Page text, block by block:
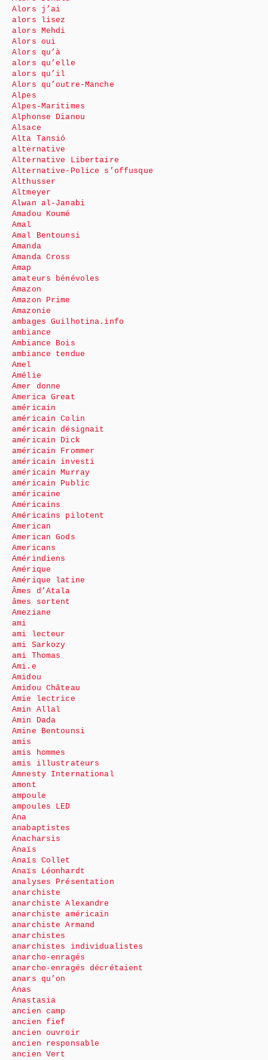
Alors j’ai
alors lisez
alors Mehdi
Alors oui
Alors qu’à
alors qu’elle
alors qu’il
Alors qu’outre-Manche
Alpes
Alpes-Maritimes
Alphonse Dianou
Alsace
Alta Tansió
alternative
Alternative Libertaire
Alternative-Police s’offusque
Althusser
Altmeyer
Alwan al-Janabi
Amadou Koumé
Amal
Amal Bentounsi
Amanda
Amanda Cross
Amap
amateurs bénévoles
Amazon
Amazon Prime
Amazonie
ambages Guilhotina.info
ambiance
Ambiance Bois
ambiance tendue
Amel
Amélie
Amer donne
America Great
américain
américain Colin
américain désignait
américain Dick
américain Frommer
américain investi
américain Murray
américain Public
américaine
Américains
Américains pilotent
American
American Gods
Americans
Amérindiens
Amérique
Amérique latine
Âmes d’Atala
âmes sortent
Ameziane
ami
ami lecteur
ami Sarkozy
ami Thomas
Ami.e
Amidou
Amidou Château
Amie lectrice
Amin Allal
Amin Dada
Amine Bentounsi
amis
amis hommes
amis illustrateurs
Amnesty International
amont
ampoule
ampoules LED
Ana
anabaptistes
Anacharsis
Anaïs
Anaïs Collet
Anaïs Léonhardt
analyses Présentation
anarchiste
anarchiste Alexandre
anarchiste américain
anarchiste Armand
anarchistes
anarchistes individualistes
anarcho-enragés
anarcho-enragés décrétaient
anars qu’on
Anas
Anastasia
ancien camp
ancien fief
ancien ouvroir
ancien responsable
ancien Vert